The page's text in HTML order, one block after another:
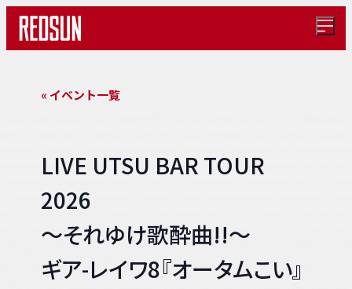
メ
« イベント一覧
LIVE UTSU BAR TOUR
2026
〜それゆけ歌酔曲!!〜
ギア-レイワ8『オータムこい』